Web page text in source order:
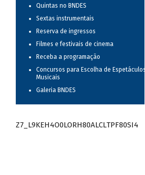
Quintas no BNDES
Sextas instrumentais
Reserva de ingressos
Filmes e festivais de cinema
Receba a programação
Concursos para Escolha de Espetáculos
Musicais
Galeria BNDES
Z7_L9KEH4O0LORH80ALCLTPF80SI4